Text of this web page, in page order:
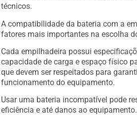
técnicos.
A compatibilidade da bateria com a
fatores mais importantes na escolha
Cada empilhadeira possui
capacidade de carga e espaço físico
que devem ser respeitados para
funcionamento do equipamento.
Usar uma bateria incompatível pode
eficiência e até danos ao equipamento.